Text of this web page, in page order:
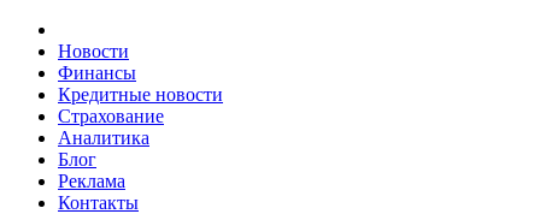
Новости
Финансы
Кредитные новости
Страхование
Аналитика
Блог
Реклама
Контакты